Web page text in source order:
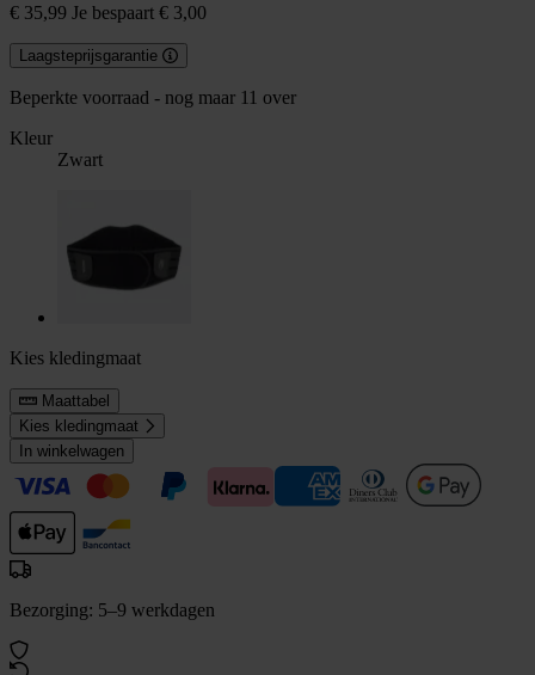
€ 35,99 Je bespaart € 3,00
Laagsteprijsgarantie
Beperkte voorraad - nog maar 11 over
Kleur
Zwart
Kies kledingmaat
Maattabel
Kies kledingmaat
In winkelwagen
Bezorging: 5–9 werkdagen